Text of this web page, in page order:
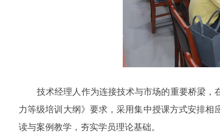
技术经理人作为连接技术与市场的重要桥梁
力等级培训大纲》要求，采用集中授课方式安排
读与案例教学，夯实学员理论基础。